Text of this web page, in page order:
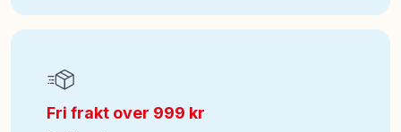
Fri frakt over 999 kr